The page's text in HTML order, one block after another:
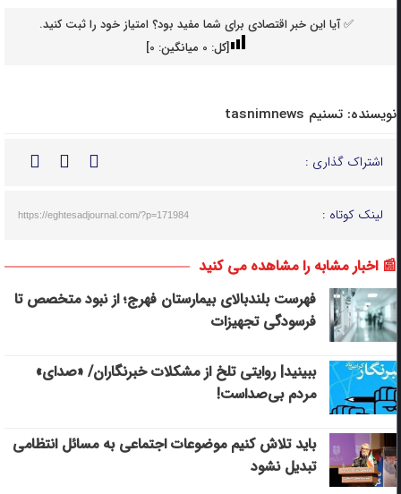
✅ آیا این خبر اقتصادی برای شما مفید بود؟ امتیاز خود را ثبت کنید.
[کل: 0میانگین: 0
]
نویسنده: تسنیم tasnimnews
اشتراک گذاری :
لینک کوتاه : https://eghtesadjournal.com/?p=171984
📰 اخبار مشابه را مشاهده می کنید
فهرست بلندبالای بیمارستان فهرج؛ از نبود متخصص تا
فرسودگی تجهیزات
ببینید| روایتی تلخ از مشکلات خبرنگاران/ «صدای»
‌مردم بی‌صدا‌ست!
باید تلاش کنیم موضوعات اجتماعی به مسائل انتظامی
تبدیل نشود